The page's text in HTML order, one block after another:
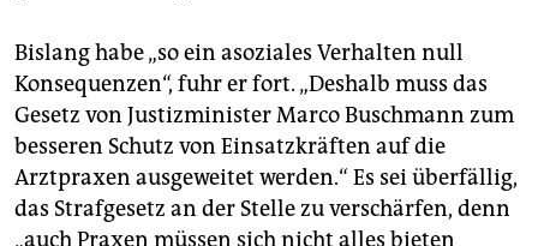
Bislang habe „so ein asoziales Verhalten null
Konsequenzen“, fuhr er fort. „Deshalb muss das
Gesetz von Justizminister Marco Buschmann zum
besseren Schutz von Einsatzkräften auf die
Arztpraxen ausgeweitet werden.“ Es sei überfällig,
das Strafgesetz an der Stelle zu verschärfen, denn
„auch Praxen müssen sich nicht alles bieten